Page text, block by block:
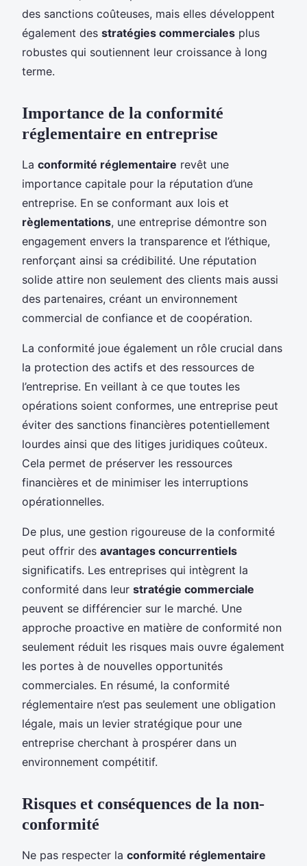
des sanctions coûteuses, mais elles développent
également des stratégies commerciales plus
robustes qui soutiennent leur croissance à long
terme.
Importance de la conformité
réglementaire en entreprise
La conformité réglementaire revêt une
importance capitale pour la réputation d’une
entreprise. En se conformant aux lois et
règlementations, une entreprise démontre son
engagement envers la transparence et l’éthique,
renforçant ainsi sa crédibilité. Une réputation
solide attire non seulement des clients mais aussi
des partenaires, créant un environnement
commercial de confiance et de coopération.
La conformité joue également un rôle crucial dans
la protection des actifs et des ressources de
l’entreprise. En veillant à ce que toutes les
opérations soient conformes, une entreprise peut
éviter des sanctions financières potentiellement
lourdes ainsi que des litiges juridiques coûteux.
Cela permet de préserver les ressources
financières et de minimiser les interruptions
opérationnelles.
De plus, une gestion rigoureuse de la conformité
peut offrir des avantages concurrentiels
significatifs. Les entreprises qui intègrent la
conformité dans leur stratégie commerciale
peuvent se différencier sur le marché. Une
approche proactive en matière de conformité non
seulement réduit les risques mais ouvre également
les portes à de nouvelles opportunités
commerciales. En résumé, la conformité
réglementaire n’est pas seulement une obligation
légale, mais un levier stratégique pour une
entreprise cherchant à prospérer dans un
environnement compétitif.
Risques et conséquences de la non-
conformité
Ne pas respecter la conformité réglementaire